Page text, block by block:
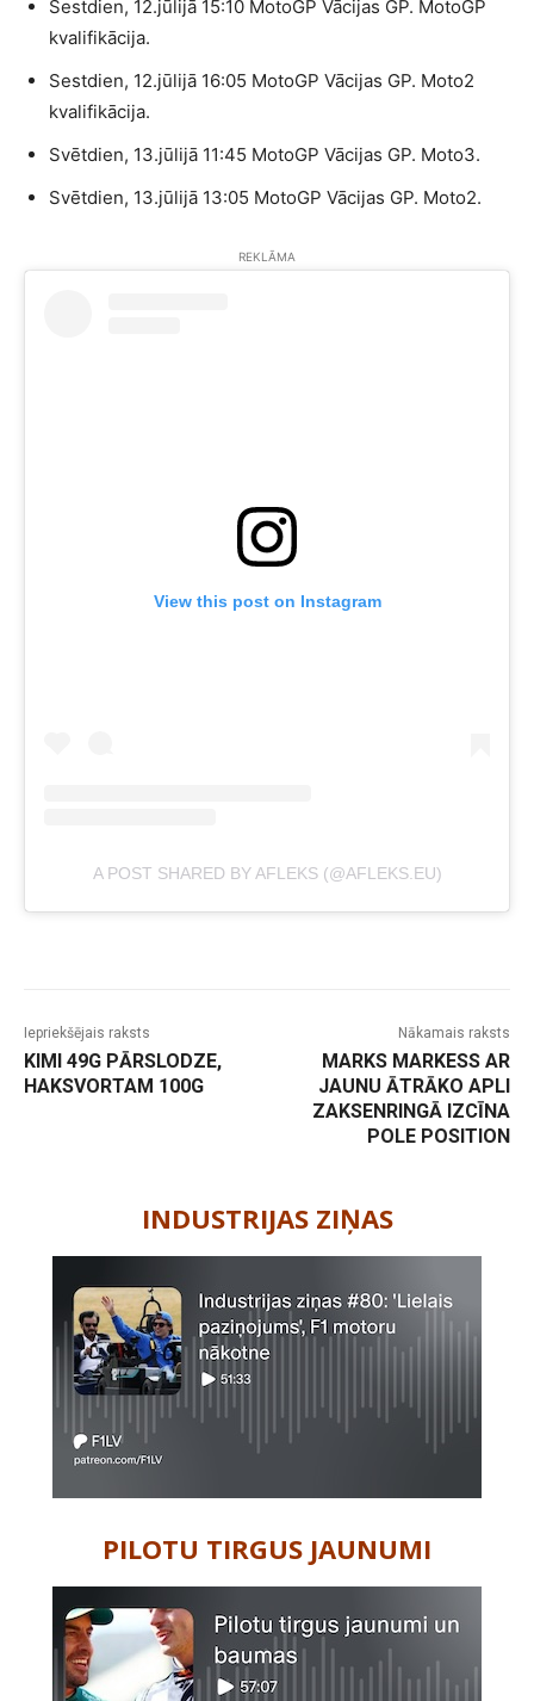
Sestdien, 12.jūlijā 15:10 MotoGP Vācijas GP. MotoGP
kvalifikācija.
Sestdien, 12.jūlijā 16:05 MotoGP Vācijas GP. Moto2
kvalifikācija.
Svētdien, 13.jūlijā 11:45 MotoGP Vācijas GP. Moto3.
Svētdien, 13.jūlijā 13:05 MotoGP Vācijas GP. Moto2.
REKLĀMA
View this post on Instagram
A POST SHARED BY AFLEKS (@AFLEKS.EU)
Iepriekšējais raksts
KIMI 49G PĀRSLODZE,
HAKSVORTAM 100G
Nākamais raksts
MARKS MARKESS AR
JAUNU ĀTRĀKO APLI
ZAKSENRINGĀ IZCĪNA
POLE POSITION
INDUSTRIJAS ZIŅAS
PILOTU TIRGUS JAUNUMI